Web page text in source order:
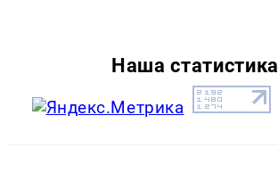
Наша статистика